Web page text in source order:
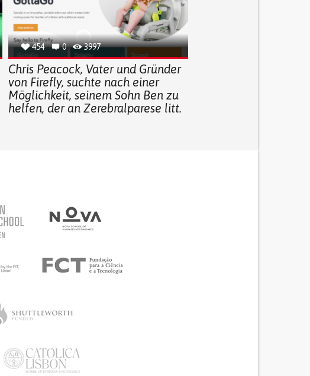
454 0 3997
Chris Peacock, Vater und Gründer
von Firefly, suchte nach einer
Möglichkeit, seinem Sohn Ben zu
helfen, der an Zerebralparese litt.